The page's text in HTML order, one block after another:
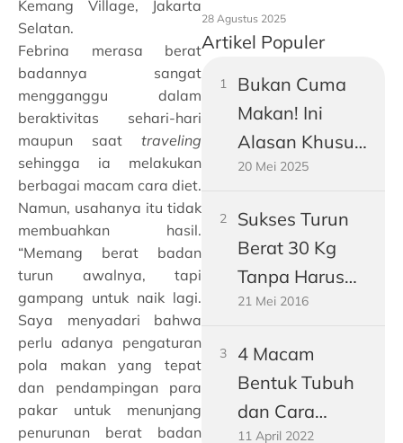
Kemang Village, Jakarta
Selatan.
Febrina merasa berat
badannya sangat
mengganggu dalam
beraktivitas sehari-hari
maupun saat traveling
sehingga ia melakukan
berbagai macam cara diet.
Namun, usahanya itu tidak
membuahkan hasil.
“Memang berat badan
turun awalnya, tapi
gampang untuk naik lagi.
Saya menyadari bahwa
perlu adanya pengaturan
pola makan yang tepat
dan pendampingan para
pakar untuk menunjang
penurunan berat badan
28 Agustus 2025
Artikel Populer
Bukan Cuma
Makan! Ini
Alasan Khusus
Perut Pria
Gampang
Buncit
20 Mei 2025
Sukses Turun
Berat 30 Kg
Tanpa Harus
Jadi Vegetarian
21 Mei 2016
4 Macam
Bentuk Tubuh
dan Cara
11 April 2022